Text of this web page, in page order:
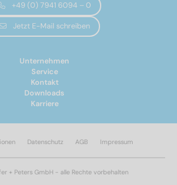
+49 (0) 7941 6094 – 0
Jetzt E-Mail schreiben
Unternehmen
Service
Kontakt
Downloads
Karriere
+ Peters GmbH - alle Rechte vorbehalten
Datenschutz AGB Impressum